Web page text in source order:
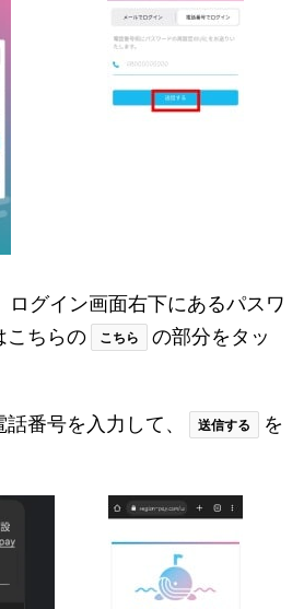
ログイン画面右下にあるパスワ
こちらの
こちら
の部分をタッ
番号を入力して、 送信する
を